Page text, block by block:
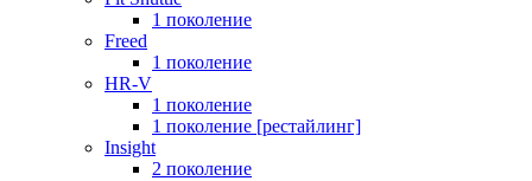
1 поколение
Freed
1 поколение
HR-V
1 поколение
1 поколение [рестайлинг]
Insight
2 поколение